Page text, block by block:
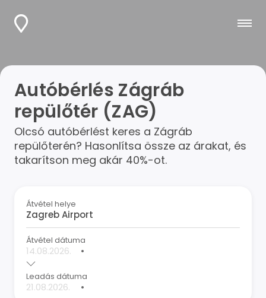
Autóbérlés Zágráb
repülőtér (ZAG)
Olcsó autóbérlést keres a Zágráb
repülőterén? Hasonlítsa össze az árakat, és
takarítson meg akár 40%-ot.
Átvétel helye
Átvétel dátuma
•
Leadás dátuma
•